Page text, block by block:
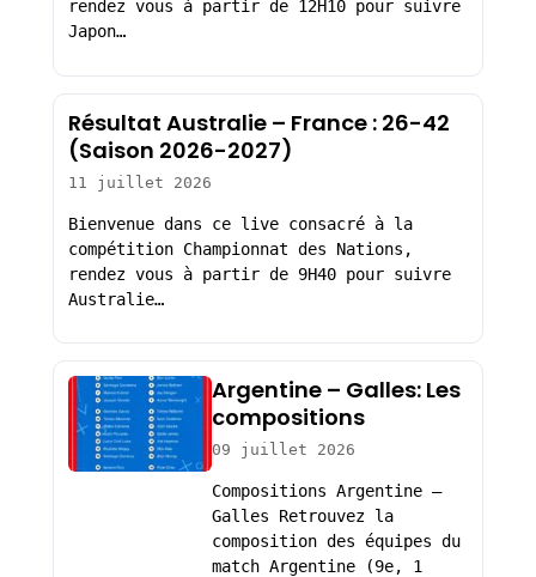
rendez vous à partir de 12H10 pour suivre
Japon…
Résultat Australie – France : 26-42
(Saison 2026-2027)
11 juillet 2026
Bienvenue dans ce live consacré à la
compétition Championnat des Nations,
rendez vous à partir de 9H40 pour suivre
Australie…
Argentine – Galles: Les
compositions
09 juillet 2026
Compositions Argentine –
Galles Retrouvez la
composition des équipes du
match Argentine (9e, 1